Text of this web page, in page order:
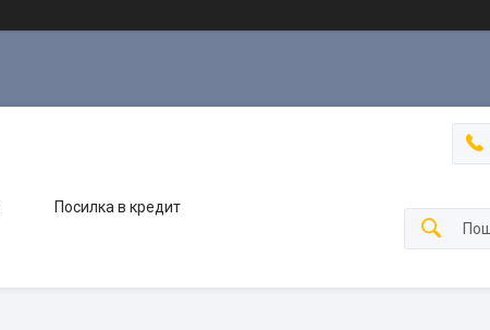
Посилка в кредит